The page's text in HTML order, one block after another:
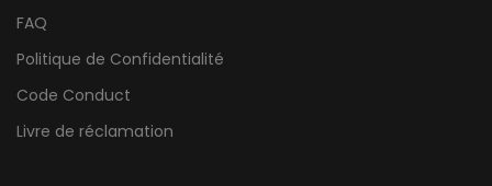
FAQ
Politique de Confidentialité
Code Conduct
Livre de réclamation